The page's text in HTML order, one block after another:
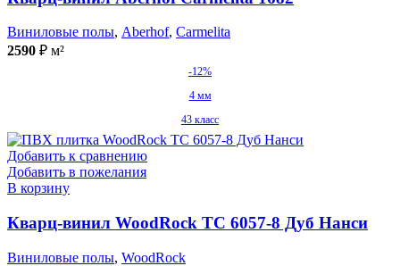
Виниловые полы, Aberhof, Carmelita
2590 ₽ м²
-12%
4 мм
43 класс
Добавить к сравнению
Добавить в пожелания
В корзину
Кварц-винил WoodRock TC 6057-8 Дуб Нанси
Виниловые полы, WoodRock